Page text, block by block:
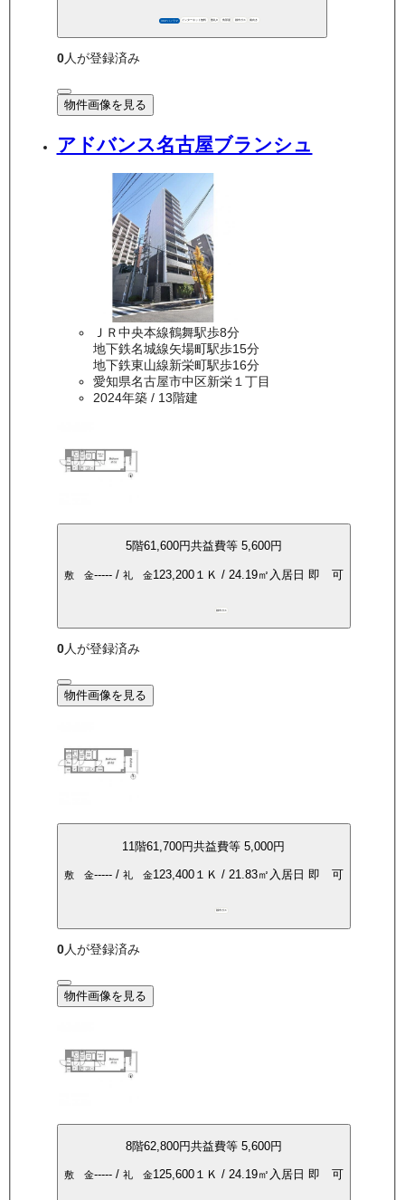
360°パノラマ インターネット無料 敷礼0 角部屋 都市ガス 南向き
0人が登録済み
物件画像を見る
アドバンス名古屋ブランシュ
ＪＲ中央本線鶴舞駅歩8分
地下鉄名城線矢場町駅歩15分
地下鉄東山線新栄町駅歩16分
愛知県名古屋市中区新栄１丁目
2024年築/ 13階建
5階61,600円共益費等 5,600円
敷 金-----/ 礼 金123,200１Ｋ / 24.19㎡ 入居日 即 可
都市ガス
0人が登録済み
物件画像を見る
11階61,700円共益費等 5,000円
敷 金-----/ 礼 金123,400１Ｋ / 21.83㎡ 入居日 即 可
都市ガス
0人が登録済み
物件画像を見る
8階62,800円共益費等 5,600円
敷 金-----/ 礼 金125,600１Ｋ / 24.19㎡ 入居日 即 可